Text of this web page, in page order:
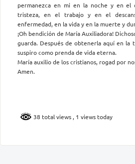
permanezca en mi en la noche y en
tristeza, en el trabajo y en el
enfermedad, en la vida y en la muerte y
¡Oh bendición de María Auxiliadora!
guarda. Después de obtenerla aquí en la
suspiro como prenda de vida eterna.
María auxilio de los cristianos, rogad por
Amen.
38 total views , 1 views today